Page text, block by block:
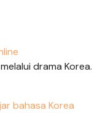
drama Korea.
bahasa Korea